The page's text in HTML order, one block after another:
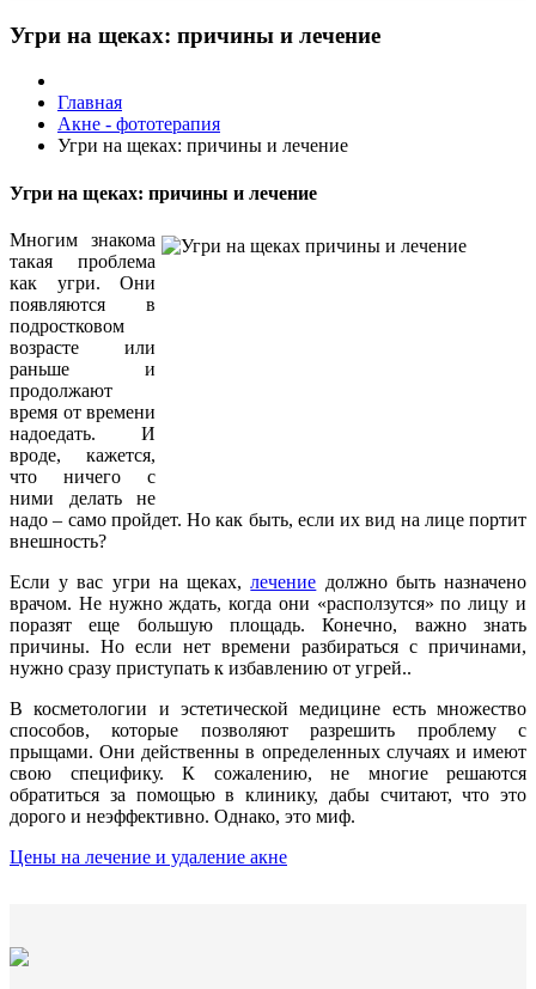
Угри на щеках: причины и лечение
Главная
Акне - фототерапия
Угри на щеках: причины и лечение
Угри на щеках: причины и лечение
Многим знакома
такая проблема
как угри. Они
появляются в
подростковом
возрасте или
раньше и
продолжают
время от времени
надоедать. И
вроде, кажется,
что ничего с
ними делать не
надо – само пройдет. Но как быть, если их вид на лице портит
внешность?
Если у вас угри на щеках,лечение должно быть назначено
врачом. Не нужно ждать, когда они «расползутся» по лицу и
поразят еще большую площадь. Конечно, важно знать
причины. Но если нет времени разбираться с причинами,
нужно сразу приступать к избавлению от угрей..
В косметологии и эстетической медицине есть множество
способов, которые позволяют разрешить проблему с
прыщами. Они действенны в определенных случаях и имеют
свою специфику. К сожалению, не многие решаются
обратиться за помощью в клинику, дабы считают, что это
дорого и неэффективно. Однако, это миф.
Цены на лечение и удаление акне